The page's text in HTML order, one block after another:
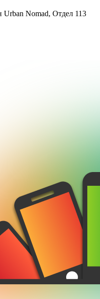
Urban Nomad, Отдел 113